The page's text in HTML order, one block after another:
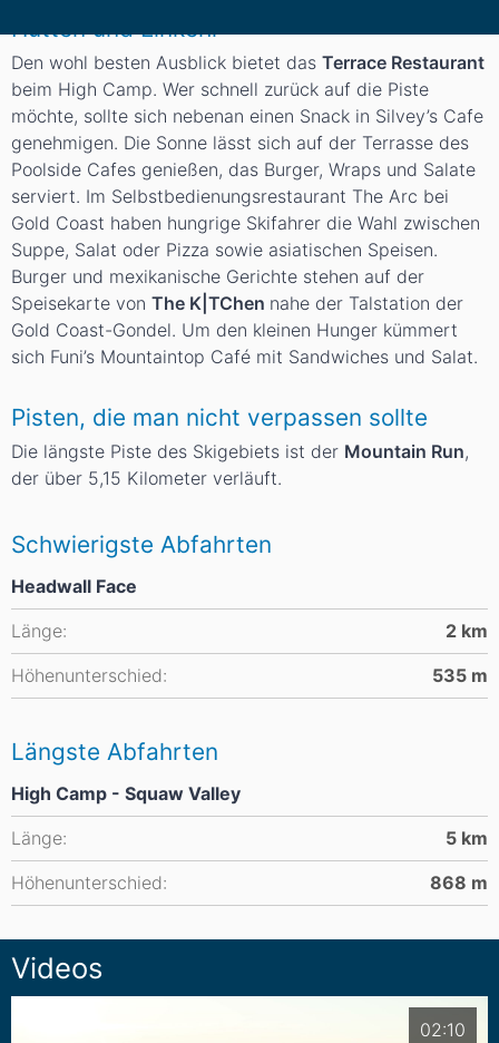
Hütten und Einkehr
Den wohl besten Ausblick bietet das Terrace Restaurant
beim High Camp. Wer schnell zurück auf die Piste
möchte, sollte sich nebenan einen Snack in Silvey’s Cafe
genehmigen. Die Sonne lässt sich auf der Terrasse des
Poolside Cafes genießen, das Burger, Wraps und Salate
serviert. Im Selbstbedienungsrestaurant The Arc bei
Gold Coast haben hungrige Skifahrer die Wahl zwischen
Suppe, Salat oder Pizza sowie asiatischen Speisen.
Burger und mexikanische Gerichte stehen auf der
Speisekarte von The K|TChen nahe der Talstation der
Gold Coast-Gondel. Um den kleinen Hunger kümmert
sich Funi’s Mountaintop Café mit Sandwiches und Salat.
Pisten, die man nicht verpassen sollte
Die längste Piste des Skigebiets ist der Mountain Run,
der über 5,15 Kilometer verläuft.
Schwierigste Abfahrten
Headwall Face
Länge:
2 km
Höhenunterschied:
535 m
Längste Abfahrten
High Camp - Squaw Valley
Länge:
5 km
Höhenunterschied:
868 m
Videos
02:10